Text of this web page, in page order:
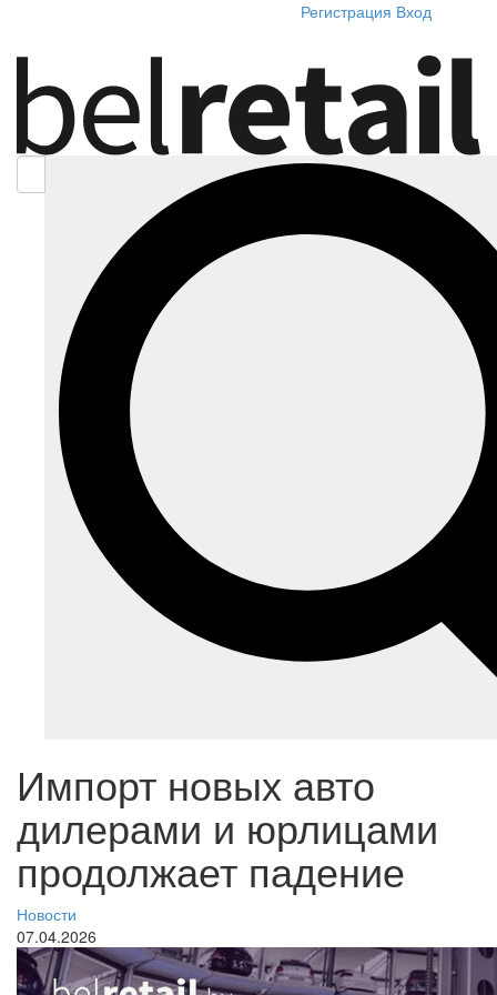
Регистрация Вход
Импорт новых авто
дилерами и юрлицами
продолжает падение
Новости
07.04.2026